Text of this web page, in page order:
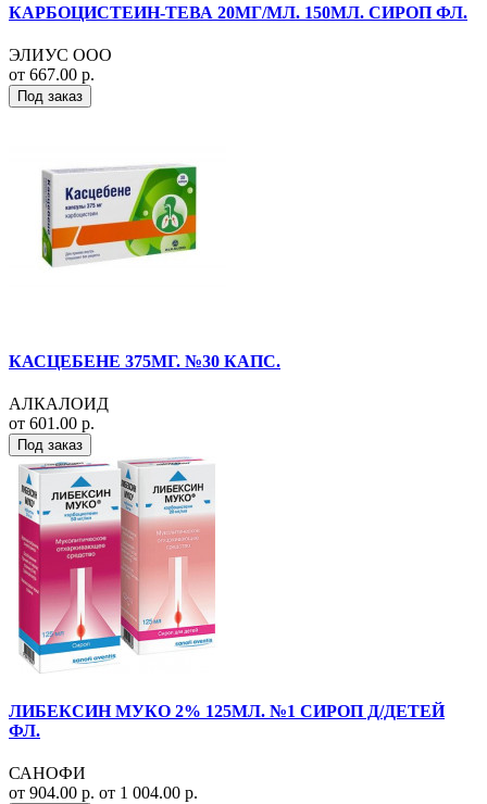
КАРБОЦИСТЕИН-ТЕВА 20МГ/МЛ. 150МЛ. СИРОП ФЛ.
ЭЛИУС ООО
от 667.00 р.
Под заказ
КАСЦЕБЕНЕ 375МГ. №30 КАПС.
АЛКАЛОИД
от 601.00 р.
Под заказ
ЛИБЕКСИН МУКО 2% 125МЛ. №1 СИРОП Д/ДЕТЕЙ
ФЛ.
САНОФИ
от 904.00 р. от 1 004.00 р.